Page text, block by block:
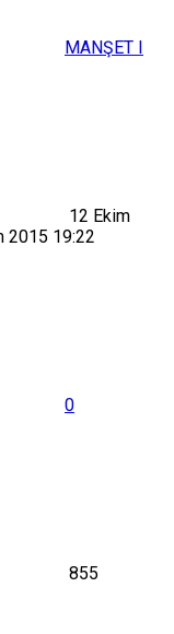
MANŞET I
12 Ekim
2015 19:22
0
855